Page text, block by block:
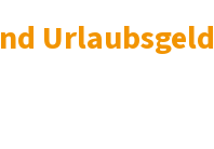
Urlaubsgeld